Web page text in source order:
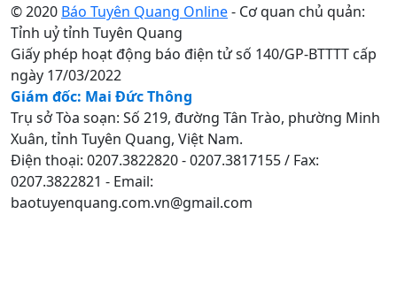
© 2020 Báo Tuyên Quang Online- Cơ quan chủ quản:
Tỉnh uỷ tỉnh Tuyên Quang
Giấy phép hoạt động báo điện tử số 140/GP-BTTTT cấp
ngày 17/03/2022
Giám đốc: Mai Đức Thông
Trụ sở Tòa soạn: Số 219, đường Tân Trào, phường Minh
Xuân, tỉnh Tuyên Quang, Việt Nam.
Điện thoại: 0207.3822820 - 0207.3817155 / Fax:
0207.3822821 - Email:
baotuyenquang.com.vn@gmail.com